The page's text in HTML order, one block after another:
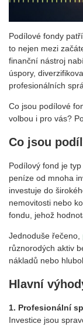
Podílové fondy
to nejen mezi
finanční nástroj
úspory,
profesionálních
Co jsou podílové
volbou i pro vás?
Co jsou
Podílový fond je
peníze od mnoha
investuje do
nemovitosti nebo
fondu, jehož
Jednoduše řečeno,
různorodých aktiv
nákladů nebo
Hlavní
1. Profesionální
Investice jsou